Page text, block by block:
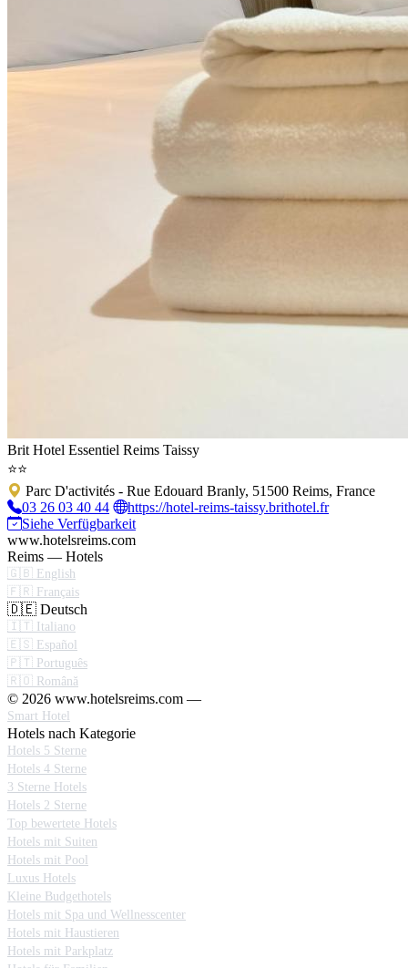
Brit Hotel Essentiel Reims Taissy
⭐⭐
Parc D'activités - Rue Edouard Branly, 51500 Reims, France
03 26 03 40 44
https://hotel-reims-taissy.brithotel.fr
Siehe Verfügbarkeit
www.hotelsreims.com
Reims — Hotels
🇬🇧 English
🇫🇷 Français
🇩🇪 Deutsch
🇮🇹 Italiano
🇪🇸 Español
🇵🇹 Português
🇷🇴 Română
© 2026 www.hotelsreims.com —
Smart Hotel
Hotels nach Kategorie
Hotels 5 Sterne
Hotels 4 Sterne
3 Sterne Hotels
Hotels 2 Sterne
Top bewertete Hotels
Hotels mit Suiten
Hotels mit Pool
Luxus Hotels
Kleine Budgethotels
Hotels mit Spa und Wellnesscenter
Hotels mit Haustieren
Hotels mit Parkplatz